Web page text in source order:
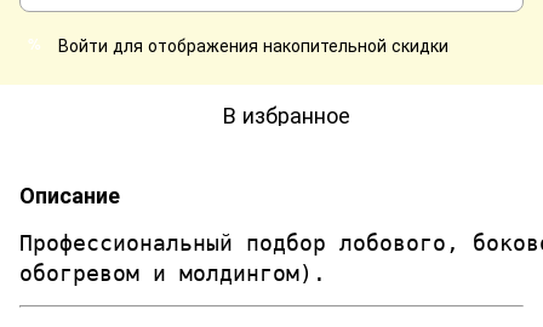
% Войти для отображения накопительной скидки
В избранное
Описание
Профессиональный подбор лобового,
обогревом и молдингом).